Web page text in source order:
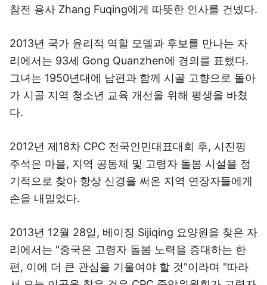
참전 용사 Zhang Fuqing에게 따뜻한 인사를 건넸다.
2013년 국가 윤리적 역할 모델과 후보를 만나는 자
리에서는 93세 Gong Quanzhen에 경의를 표했다.
그녀는 1950년대에 남편과 함께 시골 고향으로 돌아
가 시골 지역 청소년 교육 개선을 위해 평생을 바쳤
다.
2012년 제18차 CPC 전국인민대표대회 후, 시진핑
주석은 마을, 지역 공동체 및 고령자 돌봄 시설을 정
기적으로 찾아 항상 신경을 써온 지역 연장자들에게
손을 내밀었다.
2013년 12월 28일, 베이징 Sijiqing 요양원을 찾은 자
리에서는 "중국은 고령자 돌봄 노력을 증대하는 한
편, 이에 더 큰 관심을 기울여야 할 것"이라며 "따라